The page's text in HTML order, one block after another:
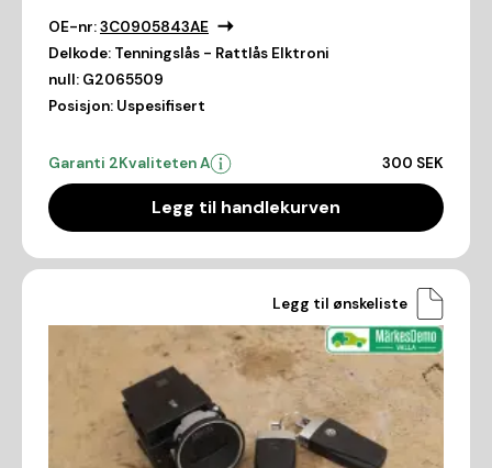
OE-nr:3C0905843AE
Delkode: Tenningslås - Rattlås Elktroni
null: G2065509
Posisjon: Uspesifisert
Garanti 2Kvaliteten A 300 SEK
Legg til handlekurven
Legg til ønskeliste